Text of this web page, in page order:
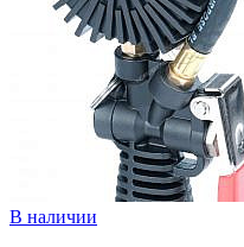
В наличии